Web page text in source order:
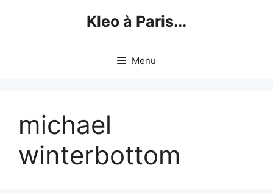
Kleo à Paris...
Menu
michael
winterbottom